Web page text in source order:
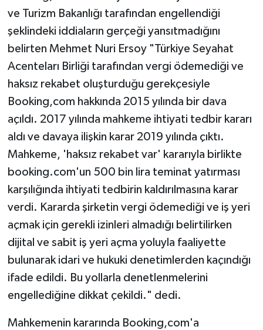
ve Turizm Bakanlığı tarafından engellendiği
şeklindeki iddiaların gerçeği yansıtmadığını
belirten Mehmet Nuri Ersoy "Türkiye Seyahat
Acenteları Birliği tarafından vergi ödemediği ve
haksız rekabet oluşturduğu gerekçesiyle
Booking,com hakkında 2015 yılında bir dava
açıldı. 2017 yılında mahkeme ihtiyati tedbir kararı
aldı ve davaya ilişkin karar 2019 yılında çıktı.
Mahkeme, 'haksız rekabet var' kararıyla birlikte
booking.com'un 500 bin lira teminat yatırması
karşılığında ihtiyati tedbirin kaldırılmasına karar
verdi. Kararda şirketin vergi ödemediği ve iş yeri
açmak için gerekli izinleri almadığı belirtilirken
dijital ve sabit iş yeri açma yoluyla faaliyette
bulunarak idari ve hukuki denetimlerden kaçındığı
ifade edildi. Bu yollarla denetlenmelerini
engellediğine dikkat çekildi." dedi.
Mahkemenin kararında Booking,com'a